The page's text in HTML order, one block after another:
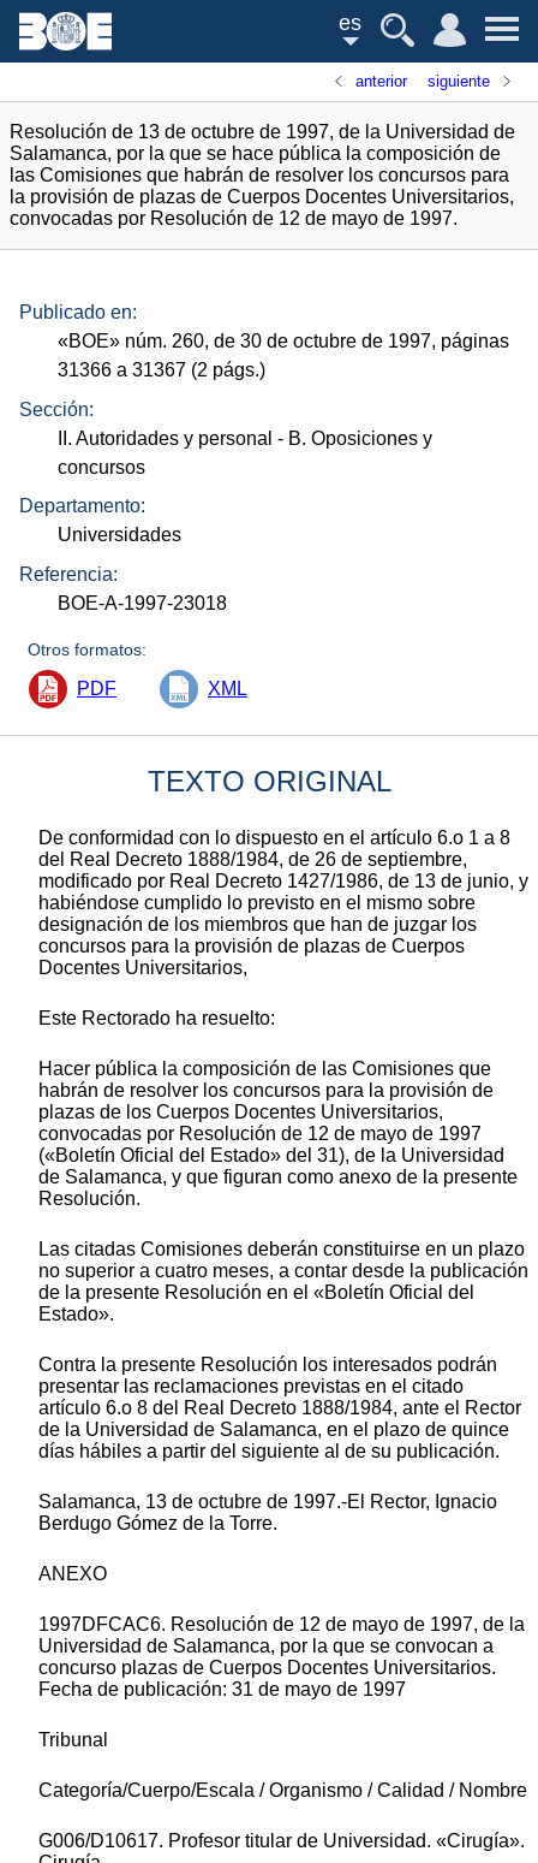
es
anterior siguiente
Resolución de 13 de octubre de 1997, de la Universidad de
Salamanca, por la que se hace pública la composición de
las Comisiones que habrán de resolver los concursos para
la provisión de plazas de Cuerpos Docentes Universitarios,
convocadas por Resolución de 12 de mayo de 1997.
Publicado en:
«BOE» núm. 260, de 30 de octubre de 1997, páginas
31366 a 31367 (2 págs.)
Sección:
II. Autoridades y personal - B. Oposiciones y
concursos
Departamento:
Universidades
Referencia:
BOE-A-1997-23018
Otros formatos:
PDF XML
TEXTO ORIGINAL
De conformidad con lo dispuesto en el artículo 6.o 1 a 8
del Real Decreto 1888/1984, de 26 de septiembre,
modificado por Real Decreto 1427/1986, de 13 de junio, y
habiéndose cumplido lo previsto en el mismo sobre
designación de los miembros que han de juzgar los
concursos para la provisión de plazas de Cuerpos
Docentes Universitarios,
Este Rectorado ha resuelto:
Hacer pública la composición de las Comisiones que
habrán de resolver los concursos para la provisión de
plazas de los Cuerpos Docentes Universitarios,
convocadas por Resolución de 12 de mayo de 1997
(«Boletín Oficial del Estado» del 31), de la Universidad
de Salamanca, y que figuran como anexo de la presente
Resolución.
Las citadas Comisiones deberán constituirse en un plazo
no superior a cuatro meses, a contar desde la publicación
de la presente Resolución en el «Boletín Oficial del
Estado».
Contra la presente Resolución los interesados podrán
presentar las reclamaciones previstas en el citado
artículo 6.o 8 del Real Decreto 1888/1984, ante el Rector
de la Universidad de Salamanca, en el plazo de quince
días hábiles a partir del siguiente al de su publicación.
Salamanca, 13 de octubre de 1997.-El Rector, Ignacio
Berdugo Gómez de la Torre.
ANEXO
1997DFCAC6. Resolución de 12 de mayo de 1997, de la
Universidad de Salamanca, por la que se convocan a
concurso plazas de Cuerpos Docentes Universitarios.
Fecha de publicación: 31 de mayo de 1997
Tribunal
Categoría/Cuerpo/Escala / Organismo / Calidad / Nombre
G006/D10617. Profesor titular de Universidad. «Cirugía».